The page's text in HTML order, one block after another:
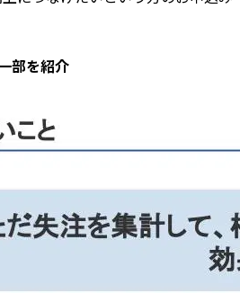
部を紹介